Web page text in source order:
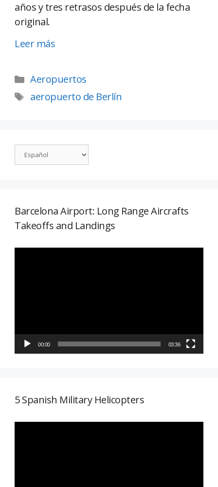
años y tres retrasos después de la fecha
original.
Leer más
Aeropuertos
aeropuerto de Berlín
Barcelona Airport: Long Range Aircrafts
Takeoffs and Landings
00:00 03:36
5 Spanish Military Helicopters